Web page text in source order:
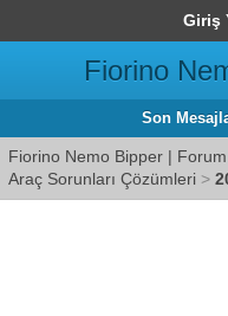
Giriş
Fiorino
Son
Fiorino Nemo Bipper | Forum
Araç Sorunları Çözümleri >